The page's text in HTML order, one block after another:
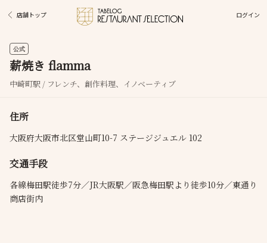
店舗トップ ログイン
公式
薪焼き flamma
中崎町駅 / フレンチ、創作料理、イノベーティブ
住所
大阪府大阪市北区堂山町10-7 ステージジュエル 102
交通手段
各線梅田駅徒歩7分／JR大阪駅／阪急梅田駅より徒歩10分／東通り
商店街内